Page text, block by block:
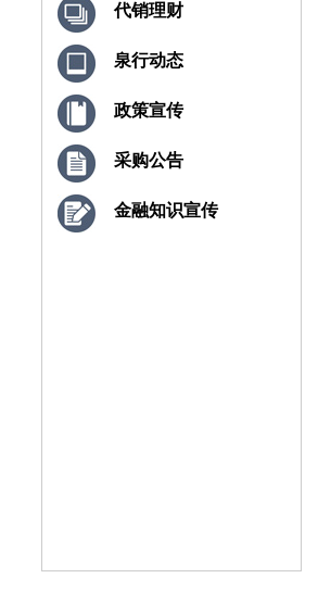
代销理财
泉行动态
政策宣传
采购公告
金融知识宣传